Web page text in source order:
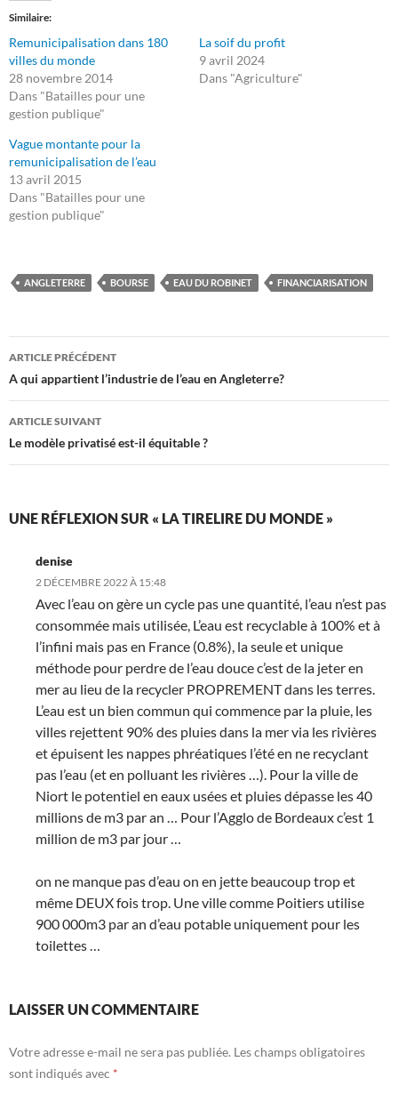
Similaire
Remunicipalisation dans 180
villes du monde
28 novembre 2014
Dans "Batailles pour une
gestion publique"
La soif du profit
9 avril 2024
Dans "Agriculture"
Vague montante pour la
remunicipalisation de l’eau
13 avril 2015
Dans "Batailles pour une
gestion publique"
ANGLETERRE BOURSE EAU DU ROBINET FINANCIARISATION
Navigation
des
articles
ARTICLE PRÉCÉDENT
A qui appartient l’industrie de l’eau en Angleterre?
ARTICLE SUIVANT
Le modèle privatisé est-il équitable ?
UNE RÉFLEXION SUR « LA TIRELIRE DU MONDE »
denise
2 DÉCEMBRE 2022 À 15:48
Avec l’eau on gère un cycle pas une quantité, l’eau n’est pas
consommée mais utilisée, L’eau est recyclable à 100% et à
l’infini mais pas en France (0.8%), la seule et unique
méthode pour perdre de l’eau douce c’est de la jeter en
mer au lieu de la recycler PROPREMENT dans les terres.
L’eau est un bien commun qui commence par la pluie, les
villes rejettent 90% des pluies dans la mer via les rivières
et épuisent les nappes phréatiques l’été en ne recyclant
pas l’eau (et en polluant les rivières …). Pour la ville de
Niort le potentiel en eaux usées et pluies dépasse les 40
millions de m3 par an … Pour l’Agglo de Bordeaux c’est 1
million de m3 par jour …
on ne manque pas d’eau on en jette beaucoup trop et
même DEUX fois trop. Une ville comme Poitiers utilise
900 000m3 par an d’eau potable uniquement pour les
toilettes …
LAISSER UN COMMENTAIRE
Votre adresse e-mail ne sera pas publiée. Les champs obligatoires
sont indiqués avec *